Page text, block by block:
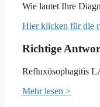
Wie lautet Ihre
Hier klicken für die
Richtige
Refluxösophagitis
Mehr lesen >